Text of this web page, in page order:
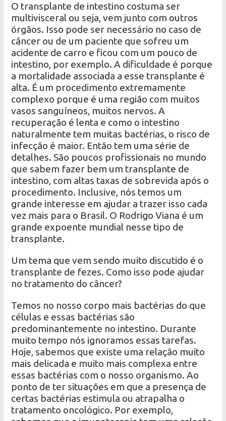
O transplante de intestino costuma ser
multivisceral ou seja, vem junto com outros
órgãos. Isso pode ser necessário no caso de
câncer ou de um paciente que sofreu um
acidente de carro e ficou com um pouco de
intestino, por exemplo. A dificuldade é porque
a mortalidade associada a esse transplante é
alta. É um procedimento extremamente
complexo porque é uma região com muitos
vasos sanguíneos, muitos nervos. A
recuperação é lenta e como o intestino
naturalmente tem muitas bactérias, o risco de
infecção é maior. Então tem uma série de
detalhes. São poucos profissionais no mundo
que sabem fazer bem um transplante de
intestino, com altas taxas de sobrevida após o
procedimento. Inclusive, nós temos um
grande interesse em ajudar a trazer isso cada
vez mais para o Brasil. O Rodrigo Viana é um
grande expoente mundial nesse tipo de
transplante.
Um tema que vem sendo muito discutido é o
transplante de fezes. Como isso pode ajudar
no tratamento do câncer?
Temos no nosso corpo mais bactérias do que
células e essas bactérias são
predominantemente no intestino. Durante
muito tempo nós ignoramos essas tarefas.
Hoje, sabemos que existe uma relação muito
mais delicada e muito mais complexa entre
essas bactérias com o nosso organismo. Ao
ponto de ter situações em que a presença de
certas bactérias estimula ou atrapalha o
tratamento oncológico. Por exemplo,